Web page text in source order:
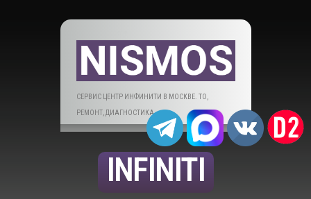
СЕРВИС ЦЕНТР ИНФИНИТИ В МОСКВЕ. ТО,
РЕМОНТ, ДИАГНОСТИКА.
INFINITI